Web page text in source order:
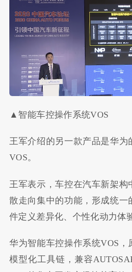
▲智能车控操作系统VOS
王军介绍的另一款产品是华为
VOS。
王军表示，车控在汽车新架构
散走向集中的功能，形成统一
件定义差异化、个性化动力体
华为智能车控操作系统VOS，
模型化工具链，兼容